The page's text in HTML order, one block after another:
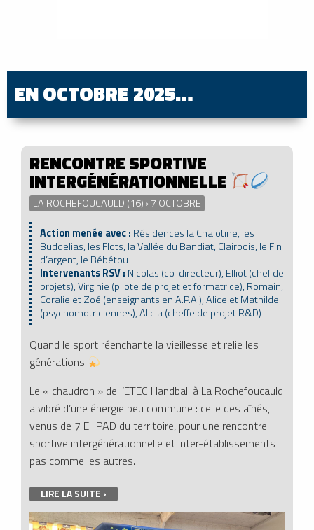
EN OCTOBRE 2025…
RENCONTRE SPORTIVE
INTERGÉNÉRATIONNELLE
LA ROCHEFOUCAULD (16) › 7 OCTOBRE
Action menée avec : Résidences la Chalotine, les
Buddelias, les Flots, la Vallée du Bandiat, Clairbois, le Fin
d’argent, le Bébétou
Intervenants RSV : Nicolas (co-directeur), Elliot (chef de
projets), Virginie (pilote de projet et formatrice), Romain,
Coralie et Zoé (enseignants en A.P.A.), Alice et Mathilde
(psychomotriciennes), Alicia (cheffe de projet R&D)
Quand le sport réenchante la vieillesse et relie les
générations
Le « chaudron » de l’ETEC Handball à La Rochefoucauld
a vibré d’une énergie peu commune : celle des aînés,
venus de 7 EHPAD du territoire, pour une rencontre
sportive intergénérationnelle et inter-établissements
pas comme les autres.
LIRE LA SUITE ›